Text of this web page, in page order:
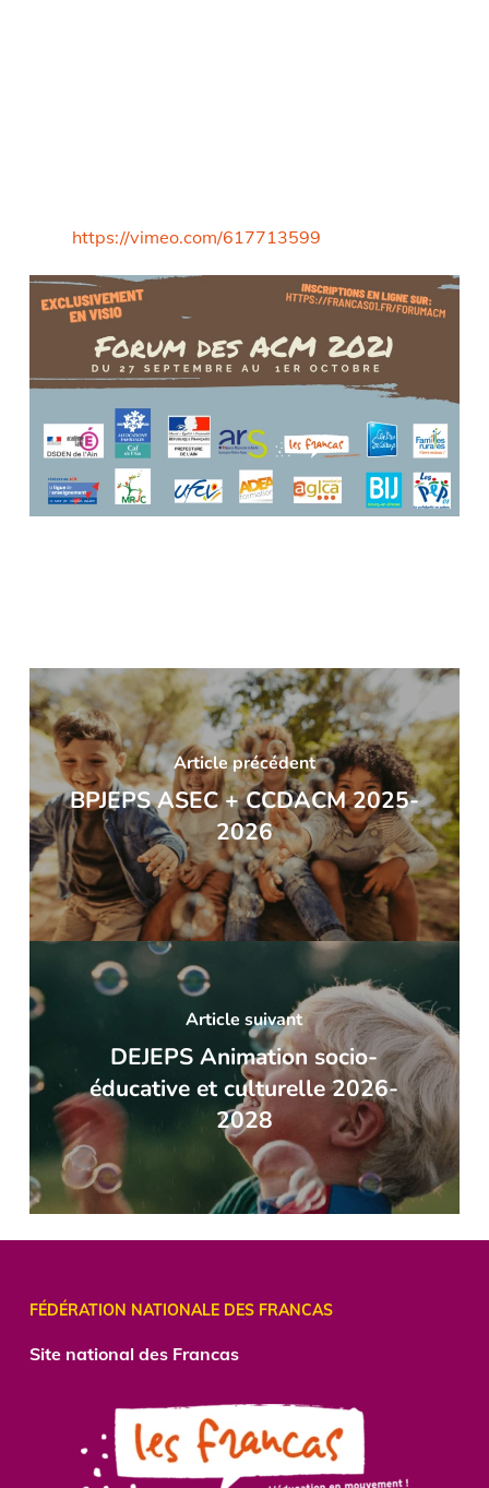
https://vimeo.com/617713599
Article précédent
BPJEPS ASEC + CCDACM 2025-
2026
Article suivant
DEJEPS Animation socio-
éducative et culturelle 2026-
2028
FÉDÉRATION NATIONALE DES FRANCAS
Site national des Francas